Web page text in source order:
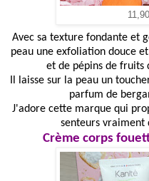
Avec sa texture fondante et
peau une exfoliation douce
et de pépins de fruits
Il laisse sur la peau un
parfum de
J'adore cette marque qui
senteurs vraiment
Crème corps